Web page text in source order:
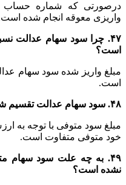
درصورتی که شماره
واریزی معوقه انجام شده
۴۷. چرا سود سهام عدالت
است؟
مبلغ واریز شده سود سهام
است.
۴۸. سود سهام عدالت تقسیم شده متوفی چه مبلغی است؟
مبلغ سود متوفی با توجه به
خود متوفی متفاوت است.
۴۹. به چه علت سود سهام
نشده است؟